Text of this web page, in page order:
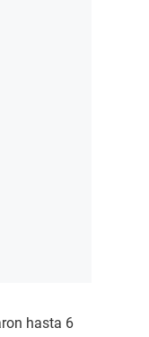
hasta 6